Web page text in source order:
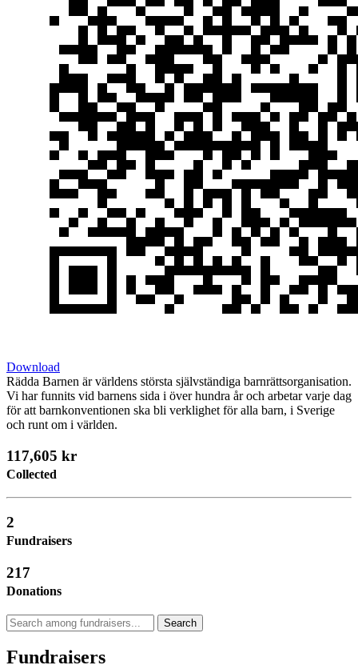
Download
Rädda Barnen är världens största självständiga barnrättsorganisation.
Vi har funnits vid barnens sida i över hundra år och arbetar varje dag
för att barnkonventionen ska bli verklighet för alla barn, i Sverige
och runt om i världen.
117,605 kr
Collected
2
Fundraisers
217
Donations
Search
Fundraisers